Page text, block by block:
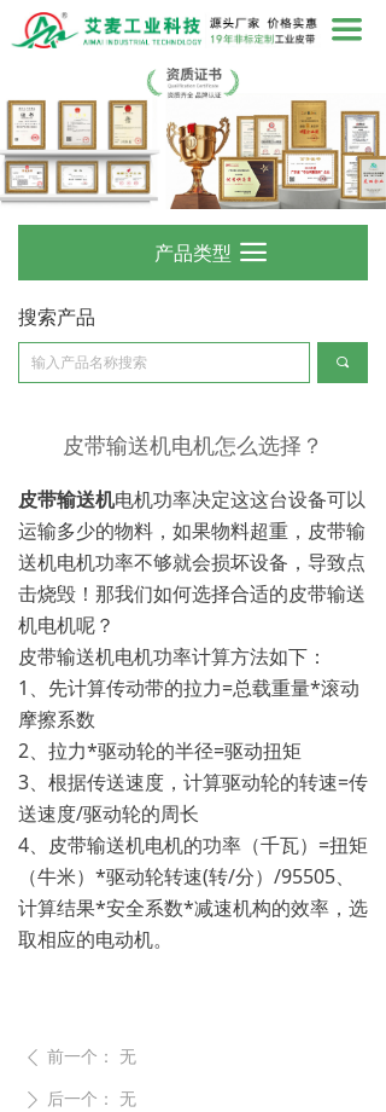
끀
产品类型 끀
搜索产品
끠
皮带输送机电机怎么选择？
皮带输送机电机功率决定这这台设备可以
运输多少的物料，如果物料超重，皮带输
送机电机功率不够就会损坏设备，导致点
击烧毁！那我们如何选择合适的皮带输送
机电机呢？
皮带输送机电机功率计算方法如下：
1、先计算传动带的拉力=总载重量*滚动
摩擦系数
2、拉力*驱动轮的半径=驱动扭矩
3、根据传送速度，计算驱动轮的转速=传
送速度/驱动轮的周长
4、皮带输送机电机的功率（千瓦）=扭矩
（牛米）*驱动轮转速(转/分）/95505、
计算结果*安全系数*减速机构的效率，选
取相应的电动机。
ꄴ 前一个： 无
ꄲ 后一个： 无